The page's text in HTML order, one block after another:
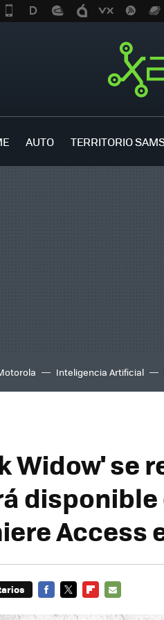
AUTO TERRITORIO
Inteligencia Artificial
Widow' se
disponible
Access